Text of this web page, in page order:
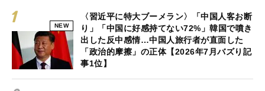
NEW
〈習近平に特大ブーメラン〉「中国人客お断
り」「中国に好感持てない72%」韓国で噴き
出した反中感情…中国人旅行者が直面した
「政治的摩擦」の正体【2026年7月バズり記
事1位】